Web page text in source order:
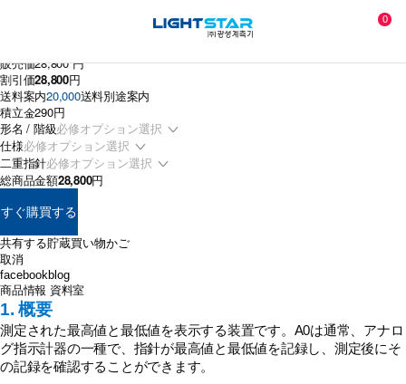
0
販売価28,800 円
割引価28,800円
送料案内20,000送料別途案内
積立金290円
形名 / 階級
仕様
二重指針
総商品金額28,800円
すぐ購買する
共有する貯蔵買い物かご
取消
facebookblog
商品情報 資料室
1. 概要
測定された最高値と最低値を表示する装置です。A0は通常、アナロ
グ指示計器の一種で、指針が最高値と最低値を記録し、測定後にそ
の記録を確認することができます。